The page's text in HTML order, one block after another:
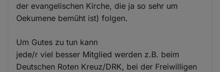
der evangelischen Kirche, die ja so sehr um
Oekumene bemüht ist) folgen.
Um Gutes zu tun kann
jede/r viel besser Mitglied werden z.B. beim
Deutschen Roten Kreuz/DRK, bei der Freiwilligen